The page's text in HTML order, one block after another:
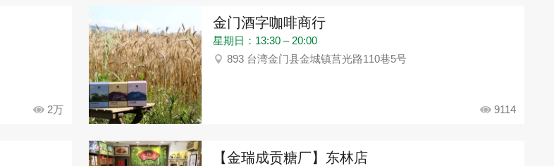
2万
金门酒字咖啡商行
星期日：13:30 – 20:00
893 台湾金门县金城镇莒光路110巷5号
9114
【金瑞成贡糖厂】东林店